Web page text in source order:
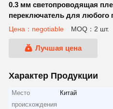
0.3 мм светопроводящая
переключатель для любого
поверхность
Цена：negotiable MOQ：2 шт.
Лучшая цена
Характер Продукции
Место
происхождения
Китай